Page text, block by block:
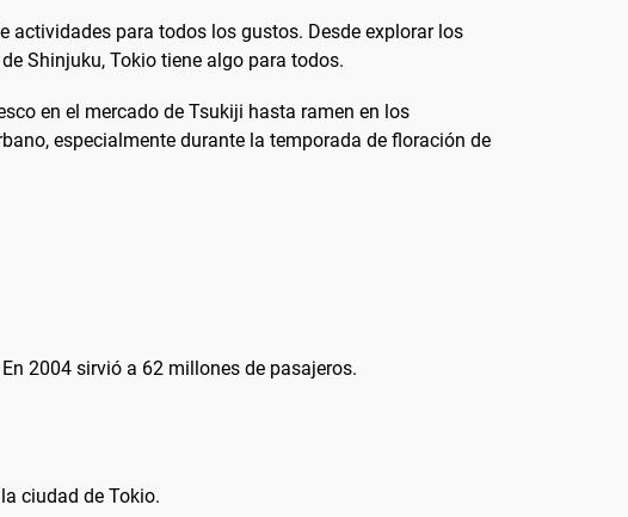
para todos los gustos. Desde explorar los
Shinjuku, Tokio tiene algo para todos.
en el mercado de Tsukiji hasta ramen en los
especialmente durante la temporada de floración de
2004 sirvió a 62 millones de pasajeros.
ciudad de Tokio.